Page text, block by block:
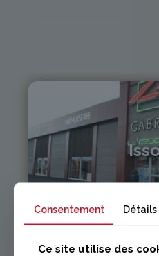
Consentement Détails
Ce site utilise des